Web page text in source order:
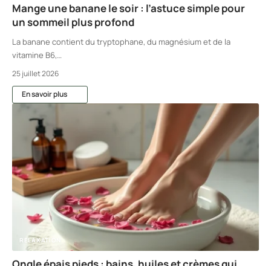
Mange une banane le soir : l’astuce simple pour
un sommeil plus profond
La banane contient du tryptophane, du magnésium et de la
vitamine B6,…
25 juillet 2026
En savoir plus
RELAXATION